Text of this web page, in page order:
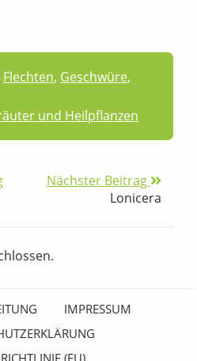
Flechten, Geschwüre,
und Heilpflanzen
Nächster Beitrag
Lonicera
IMPRESSUM
(EU)